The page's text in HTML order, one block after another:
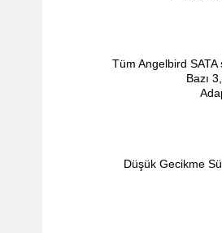
Tüm Angelbird
Bazı
Düşük Gecikme